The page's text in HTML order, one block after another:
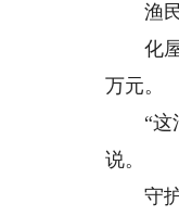
渔民
化屋
万元。
“这清
说。
守护